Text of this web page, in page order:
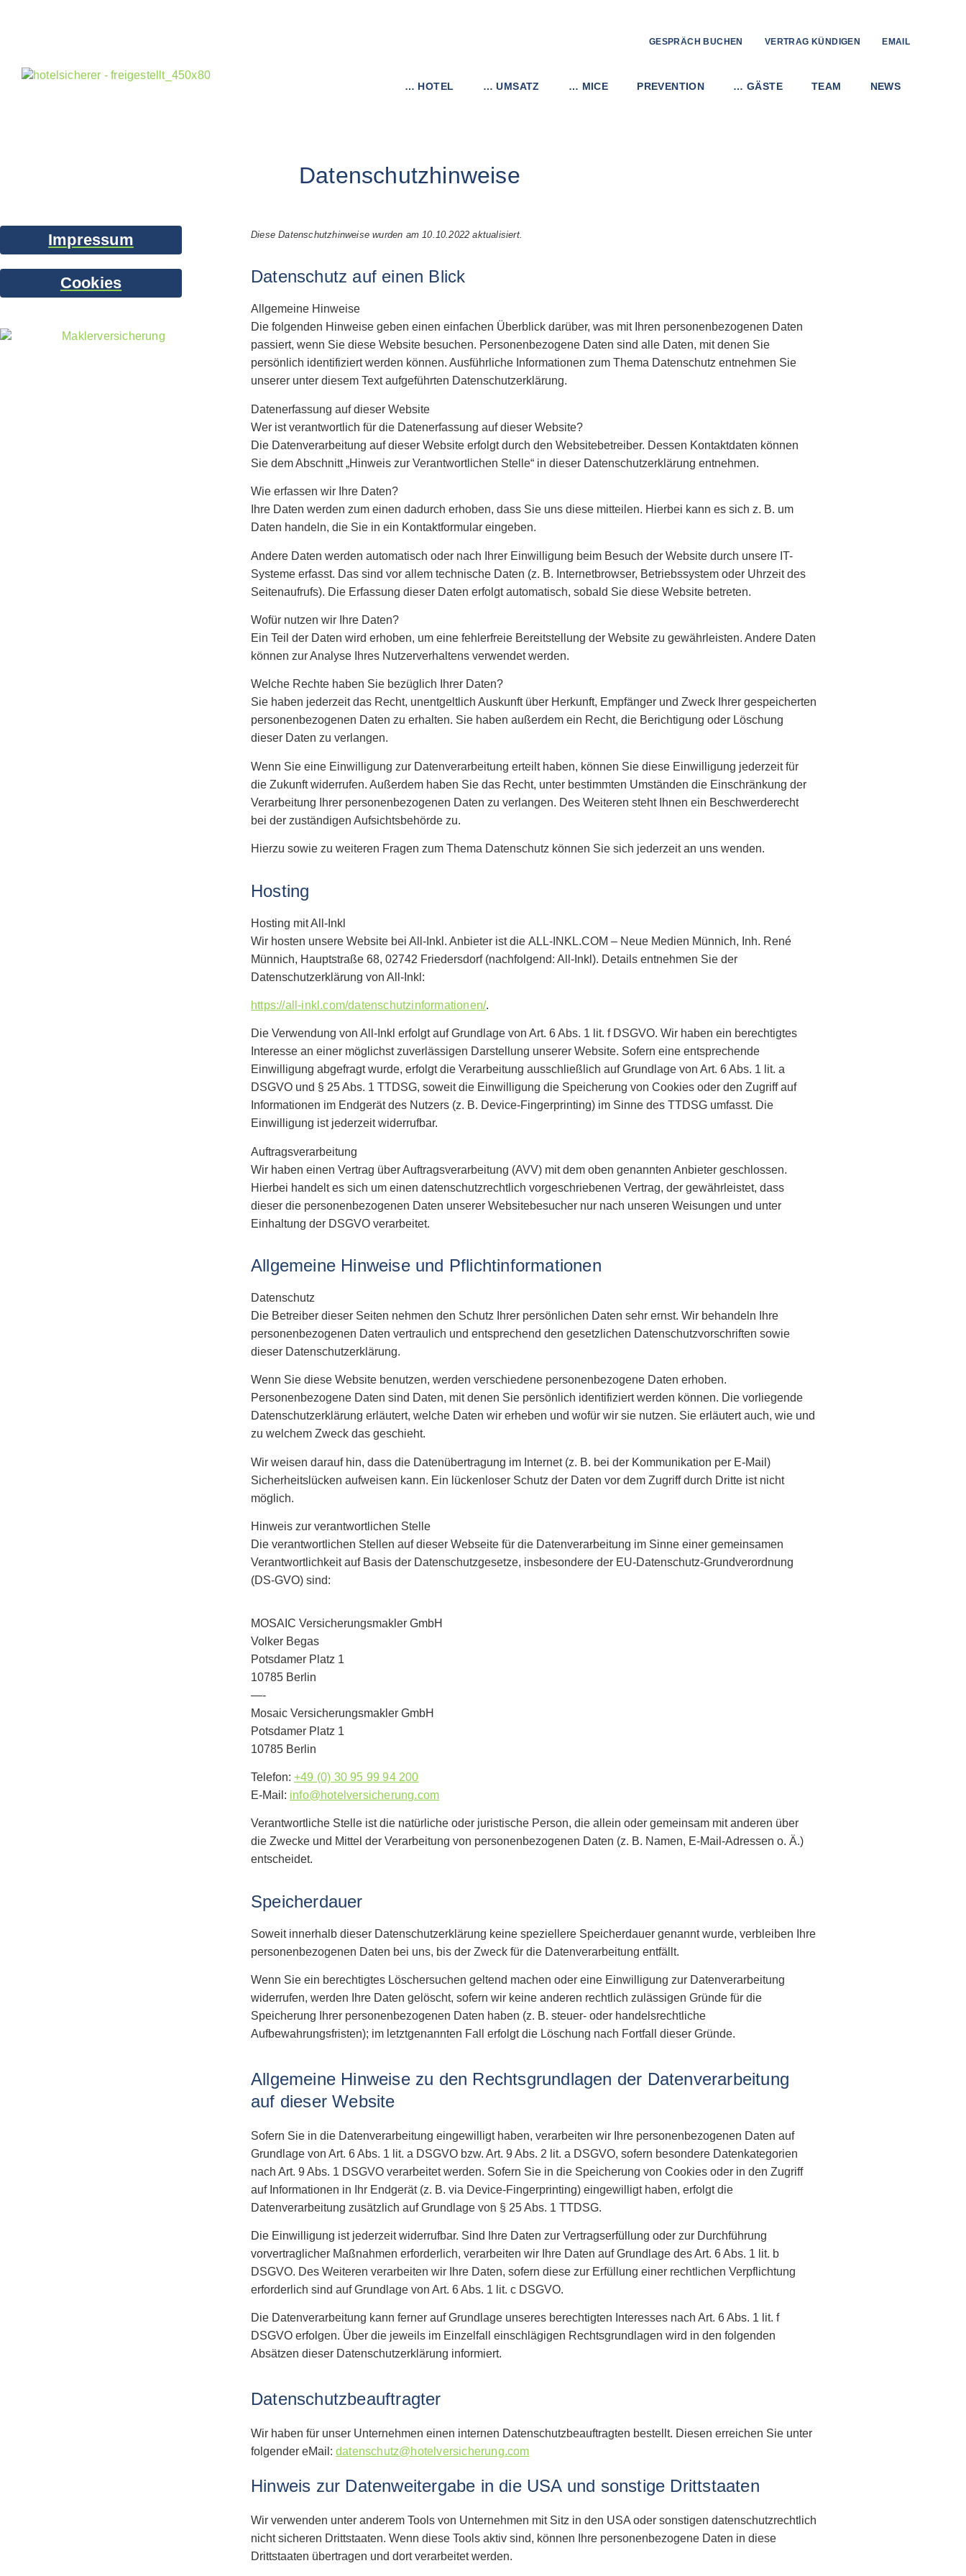
GESPRÄCH BUCHEN VERTRAG KÜNDIGEN EMAIL
… HOTEL … UMSATZ … MICE PREVENTION … GÄSTE TEAM NEWS
Datenschutzhinweise
Impressum
Cookies
Diese Datenschutzhinweise wurden am 10.10.2022 aktualisiert.
Datenschutz auf einen Blick
Allgemeine Hinweise
Die folgenden Hinweise geben einen einfachen Überblick darüber, was mit Ihren personenbezogenen Daten
passiert, wenn Sie diese Website besuchen. Personenbezogene Daten sind alle Daten, mit denen Sie
persönlich identifiziert werden können. Ausführliche Informationen zum Thema Datenschutz entnehmen Sie
unserer unter diesem Text aufgeführten Datenschutzerklärung.
Datenerfassung auf dieser Website
Wer ist verantwortlich für die Datenerfassung auf dieser Website?
Die Datenverarbeitung auf dieser Website erfolgt durch den Websitebetreiber. Dessen Kontaktdaten können
Sie dem Abschnitt „Hinweis zur Verantwortlichen Stelle“ in dieser Datenschutzerklärung entnehmen.
Wie erfassen wir Ihre Daten?
Ihre Daten werden zum einen dadurch erhoben, dass Sie uns diese mitteilen. Hierbei kann es sich z. B. um
Daten handeln, die Sie in ein Kontaktformular eingeben.
Andere Daten werden automatisch oder nach Ihrer Einwilligung beim Besuch der Website durch unsere IT-
Systeme erfasst. Das sind vor allem technische Daten (z. B. Internetbrowser, Betriebssystem oder Uhrzeit des
Seitenaufrufs). Die Erfassung dieser Daten erfolgt automatisch, sobald Sie diese Website betreten.
Wofür nutzen wir Ihre Daten?
Ein Teil der Daten wird erhoben, um eine fehlerfreie Bereitstellung der Website zu gewährleisten. Andere Daten
können zur Analyse Ihres Nutzerverhaltens verwendet werden.
Welche Rechte haben Sie bezüglich Ihrer Daten?
Sie haben jederzeit das Recht, unentgeltlich Auskunft über Herkunft, Empfänger und Zweck Ihrer gespeicherten
personenbezogenen Daten zu erhalten. Sie haben außerdem ein Recht, die Berichtigung oder Löschung
dieser Daten zu verlangen.
Wenn Sie eine Einwilligung zur Datenverarbeitung erteilt haben, können Sie diese Einwilligung jederzeit für
die Zukunft widerrufen. Außerdem haben Sie das Recht, unter bestimmten Umständen die Einschränkung der
Verarbeitung Ihrer personenbezogenen Daten zu verlangen. Des Weiteren steht Ihnen ein Beschwerderecht
bei der zuständigen Aufsichtsbehörde zu.
Hierzu sowie zu weiteren Fragen zum Thema Datenschutz können Sie sich jederzeit an uns wenden.
Hosting
Hosting mit All-Inkl
Wir hosten unsere Website bei All-Inkl. Anbieter ist die ALL-INKL.COM – Neue Medien Münnich, Inh. René
Münnich, Hauptstraße 68, 02742 Friedersdorf (nachfolgend: All-Inkl). Details entnehmen Sie der
Datenschutzerklärung von All-Inkl:
https://all-inkl.com/datenschutzinformationen/.
Die Verwendung von All-Inkl erfolgt auf Grundlage von Art. 6 Abs. 1 lit. f DSGVO. Wir haben ein berechtigtes
Interesse an einer möglichst zuverlässigen Darstellung unserer Website. Sofern eine entsprechende
Einwilligung abgefragt wurde, erfolgt die Verarbeitung ausschließlich auf Grundlage von Art. 6 Abs. 1 lit. a
DSGVO und § 25 Abs. 1 TTDSG, soweit die Einwilligung die Speicherung von Cookies oder den Zugriff auf
Informationen im Endgerät des Nutzers (z. B. Device-Fingerprinting) im Sinne des TTDSG umfasst. Die
Einwilligung ist jederzeit widerrufbar.
Auftragsverarbeitung
Wir haben einen Vertrag über Auftragsverarbeitung (AVV) mit dem oben genannten Anbieter geschlossen.
Hierbei handelt es sich um einen datenschutzrechtlich vorgeschriebenen Vertrag, der gewährleistet, dass
dieser die personenbezogenen Daten unserer Websitebesucher nur nach unseren Weisungen und unter
Einhaltung der DSGVO verarbeitet.
Allgemeine Hinweise und Pflicht­informationen
Datenschutz
Die Betreiber dieser Seiten nehmen den Schutz Ihrer persönlichen Daten sehr ernst. Wir behandeln Ihre
personenbezogenen Daten vertraulich und entsprechend den gesetzlichen Datenschutzvorschriften sowie
dieser Datenschutzerklärung.
Wenn Sie diese Website benutzen, werden verschiedene personenbezogene Daten erhoben.
Personenbezogene Daten sind Daten, mit denen Sie persönlich identifiziert werden können. Die vorliegende
Datenschutzerklärung erläutert, welche Daten wir erheben und wofür wir sie nutzen. Sie erläutert auch, wie und
zu welchem Zweck das geschieht.
Wir weisen darauf hin, dass die Datenübertragung im Internet (z. B. bei der Kommunikation per E-Mail)
Sicherheitslücken aufweisen kann. Ein lückenloser Schutz der Daten vor dem Zugriff durch Dritte ist nicht
möglich.
Hinweis zur verantwortlichen Stelle
Die verantwortlichen Stellen auf dieser Webseite für die Datenverarbeitung im Sinne einer gemeinsamen
Verantwortlichkeit auf Basis der Datenschutzgesetze, insbesondere der EU-Datenschutz-Grundverordnung
(DS-GVO) sind:
MOSAIC Versicherungsmakler GmbH
Volker Begas
Potsdamer Platz 1
10785 Berlin
—-
Mosaic Versicherungsmakler GmbH
Potsdamer Platz 1
10785 Berlin
Telefon: +49 (0) 30 95 99 94 200
E-Mail: info@hotelversicherung.com
Verantwortliche Stelle ist die natürliche oder juristische Person, die allein oder gemeinsam mit anderen über
die Zwecke und Mittel der Verarbeitung von personenbezogenen Daten (z. B. Namen, E-Mail-Adressen o. Ä.)
entscheidet.
Speicherdauer
Soweit innerhalb dieser Datenschutzerklärung keine speziellere Speicherdauer genannt wurde, verbleiben Ihre
personenbezogenen Daten bei uns, bis der Zweck für die Datenverarbeitung entfällt.
Wenn Sie ein berechtigtes Löschersuchen geltend machen oder eine Einwilligung zur Datenverarbeitung
widerrufen, werden Ihre Daten gelöscht, sofern wir keine anderen rechtlich zulässigen Gründe für die
Speicherung Ihrer personenbezogenen Daten haben (z. B. steuer- oder handelsrechtliche
Aufbewahrungsfristen); im letztgenannten Fall erfolgt die Löschung nach Fortfall dieser Gründe.
Allgemeine Hinweise zu den Rechtsgrundlagen der Datenverarbeitung
auf dieser Website
Sofern Sie in die Datenverarbeitung eingewilligt haben, verarbeiten wir Ihre personenbezogenen Daten auf
Grundlage von Art. 6 Abs. 1 lit. a DSGVO bzw. Art. 9 Abs. 2 lit. a DSGVO, sofern besondere Datenkategorien
nach Art. 9 Abs. 1 DSGVO verarbeitet werden. Sofern Sie in die Speicherung von Cookies oder in den Zugriff
auf Informationen in Ihr Endgerät (z. B. via Device-Fingerprinting) eingewilligt haben, erfolgt die
Datenverarbeitung zusätzlich auf Grundlage von § 25 Abs. 1 TTDSG.
Die Einwilligung ist jederzeit widerrufbar. Sind Ihre Daten zur Vertragserfüllung oder zur Durchführung
vorvertraglicher Maßnahmen erforderlich, verarbeiten wir Ihre Daten auf Grundlage des Art. 6 Abs. 1 lit. b
DSGVO. Des Weiteren verarbeiten wir Ihre Daten, sofern diese zur Erfüllung einer rechtlichen Verpflichtung
erforderlich sind auf Grundlage von Art. 6 Abs. 1 lit. c DSGVO.
Die Datenverarbeitung kann ferner auf Grundlage unseres berechtigten Interesses nach Art. 6 Abs. 1 lit. f
DSGVO erfolgen. Über die jeweils im Einzelfall einschlägigen Rechtsgrundlagen wird in den folgenden
Absätzen dieser Datenschutzerklärung informiert.
Datenschutz­beauftragter
Wir haben für unser Unternehmen einen internen Datenschutzbeauftragten bestellt. Diesen erreichen Sie unter
folgender eMail: datenschutz@hotelversicherung.com
Hinweis zur Datenweitergabe in die USA und sonstige Drittstaaten
Wir verwenden unter anderem Tools von Unternehmen mit Sitz in den USA oder sonstigen datenschutzrechtlich
nicht sicheren Drittstaaten. Wenn diese Tools aktiv sind, können Ihre personenbezogene Daten in diese
Drittstaaten übertragen und dort verarbeitet werden.